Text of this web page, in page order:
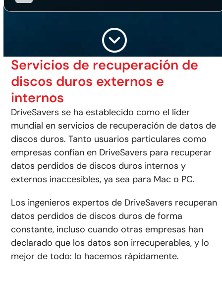
Servicios de recuperación de
discos duros externos e
internos
DriveSavers se ha establecido como el líder
mundial en servicios de recuperación de datos de
discos duros. Tanto usuarios particulares como
empresas confían en DriveSavers para recuperar
datos perdidos de discos duros internos y
externos inaccesibles, ya sea para Mac o PC.
Los ingenieros expertos de DriveSavers recuperan
datos perdidos de discos duros de forma
constante, incluso cuando otras empresas han
declarado que los datos son irrecuperables, y lo
mejor de todo: lo hacemos rápidamente.